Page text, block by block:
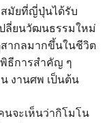
สมัยที่ญี่ปุ่นได้รับ
ลี่ยนวัฒนธรรมใหม่
ากลมากขึ้นในชีวิต
ธีการสำคัญ ๆ
งานศพ เป็นต้น
นจะเห็นว่ากิโมโน